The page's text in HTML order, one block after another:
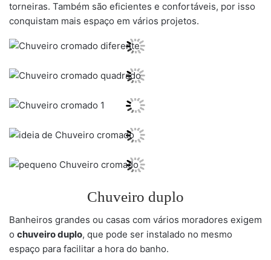
torneiras. Também são eficientes e confortáveis, por isso
conquistam mais espaço em vários projetos.
Chuveiro duplo
Banheiros grandes ou casas com vários moradores exigem
o chuveiro duplo, que pode ser instalado no mesmo
espaço para facilitar a hora do banho.